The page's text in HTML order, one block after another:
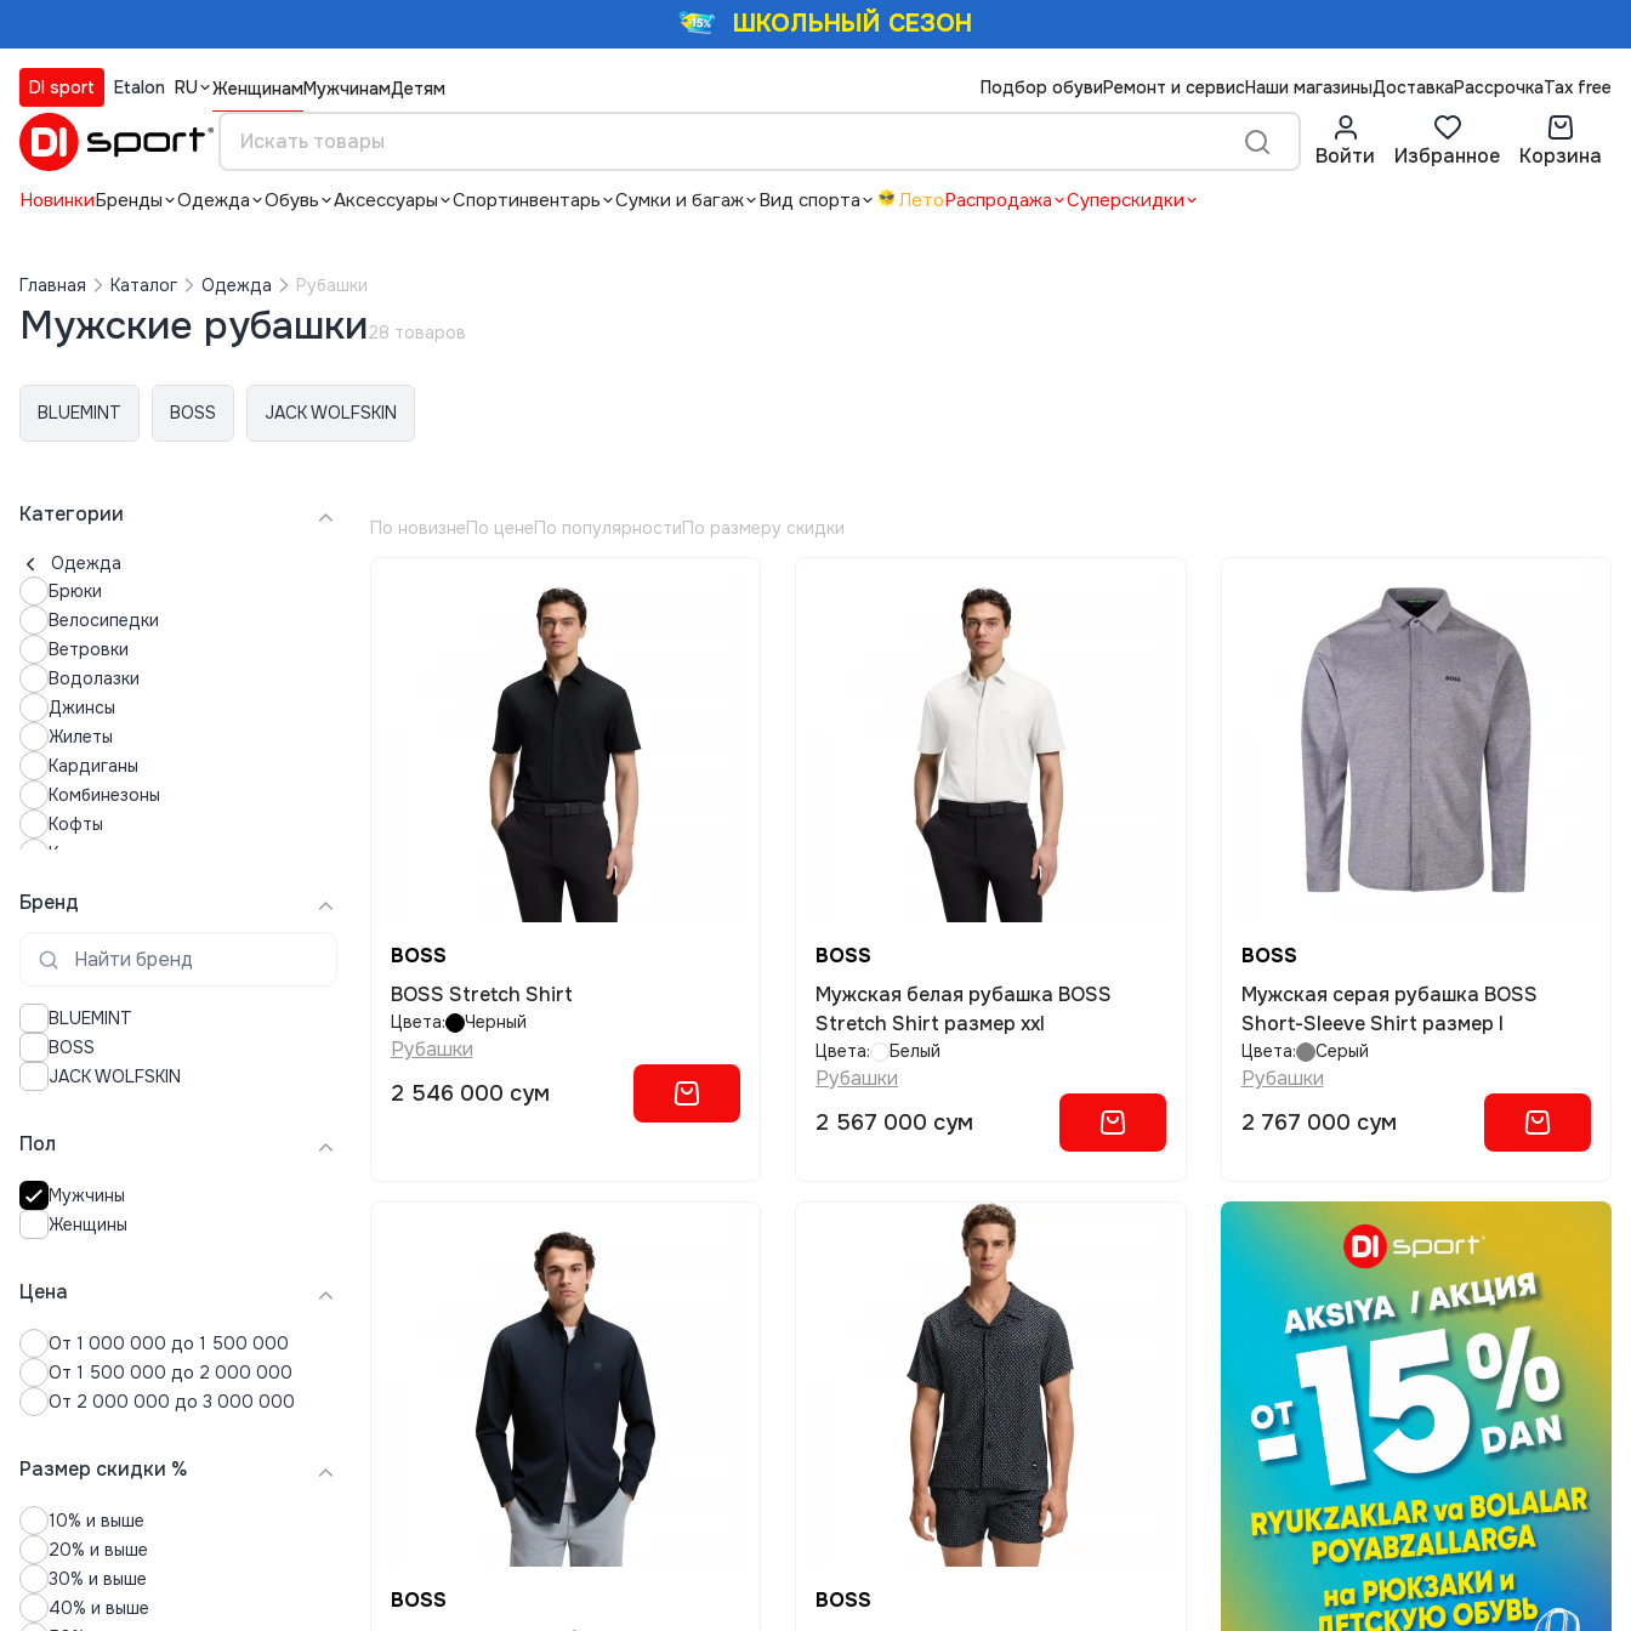
ШКОЛЬНЫЙ СЕЗОН
DI sport Etalon RU ЖенщинамМужчинамДетям Подбор обувиРемонт и сервисНаши магазиныДоставкаРассрочкаTax free
Войти Избранное Корзина
НовинкиБренды Одежда Обувь Аксессуары Спортинвентарь Сумки и багаж Вид спорта ЛетоРаспродажа Суперскидки
Главная Каталог Одежда Рубашки
Мужские рубашки28 товаров
BLUEMINT BOSS JACK WOLFSKIN
Категории
Одежда
Брюки
Велосипедки
Ветровки
Водолазки
Джинсы
Жилеты
Кардиганы
Комбинезоны
Кофты
Куртки
Лонгсливы
Нижнее белье
Пижамы
Плавки
Поло
Рубашки
Свитшоты
Спортивные костюмы
Толстовки
Худи
Шорты
Бренд
BLUEMINT
BOSS
JACK WOLFSKIN
Пол
Мужчины
Женщины
Цена
От 1 000 000 до 1 500 000
От 1 500 000 до 2 000 000
От 2 000 000 до 3 000 000
Размер скидки %
10% и выше
20% и выше
30% и выше
40% и выше
По новизнеПо ценеПо популярностиПо размеру скидки
BOSS
BOSS Stretch Shirt
Цвета: Черный
Рубашки
2 546 000 сум
BOSS
Мужская белая рубашка BOSS
Stretch Shirt размер xxl
Цвета: Белый
Рубашки
2 567 000 сум
BOSS
Мужская серая рубашка BOSS
Short-Sleeve Shirt размер l
Цвета: Серый
Рубашки
2 767 000 сум
BOSS
BOSS